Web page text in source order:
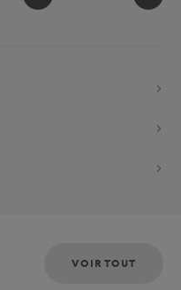
VOIR TOUT